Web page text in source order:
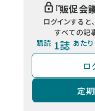
『販促会
ログインすると
すべての記
購読 1誌 あた
ロ
定